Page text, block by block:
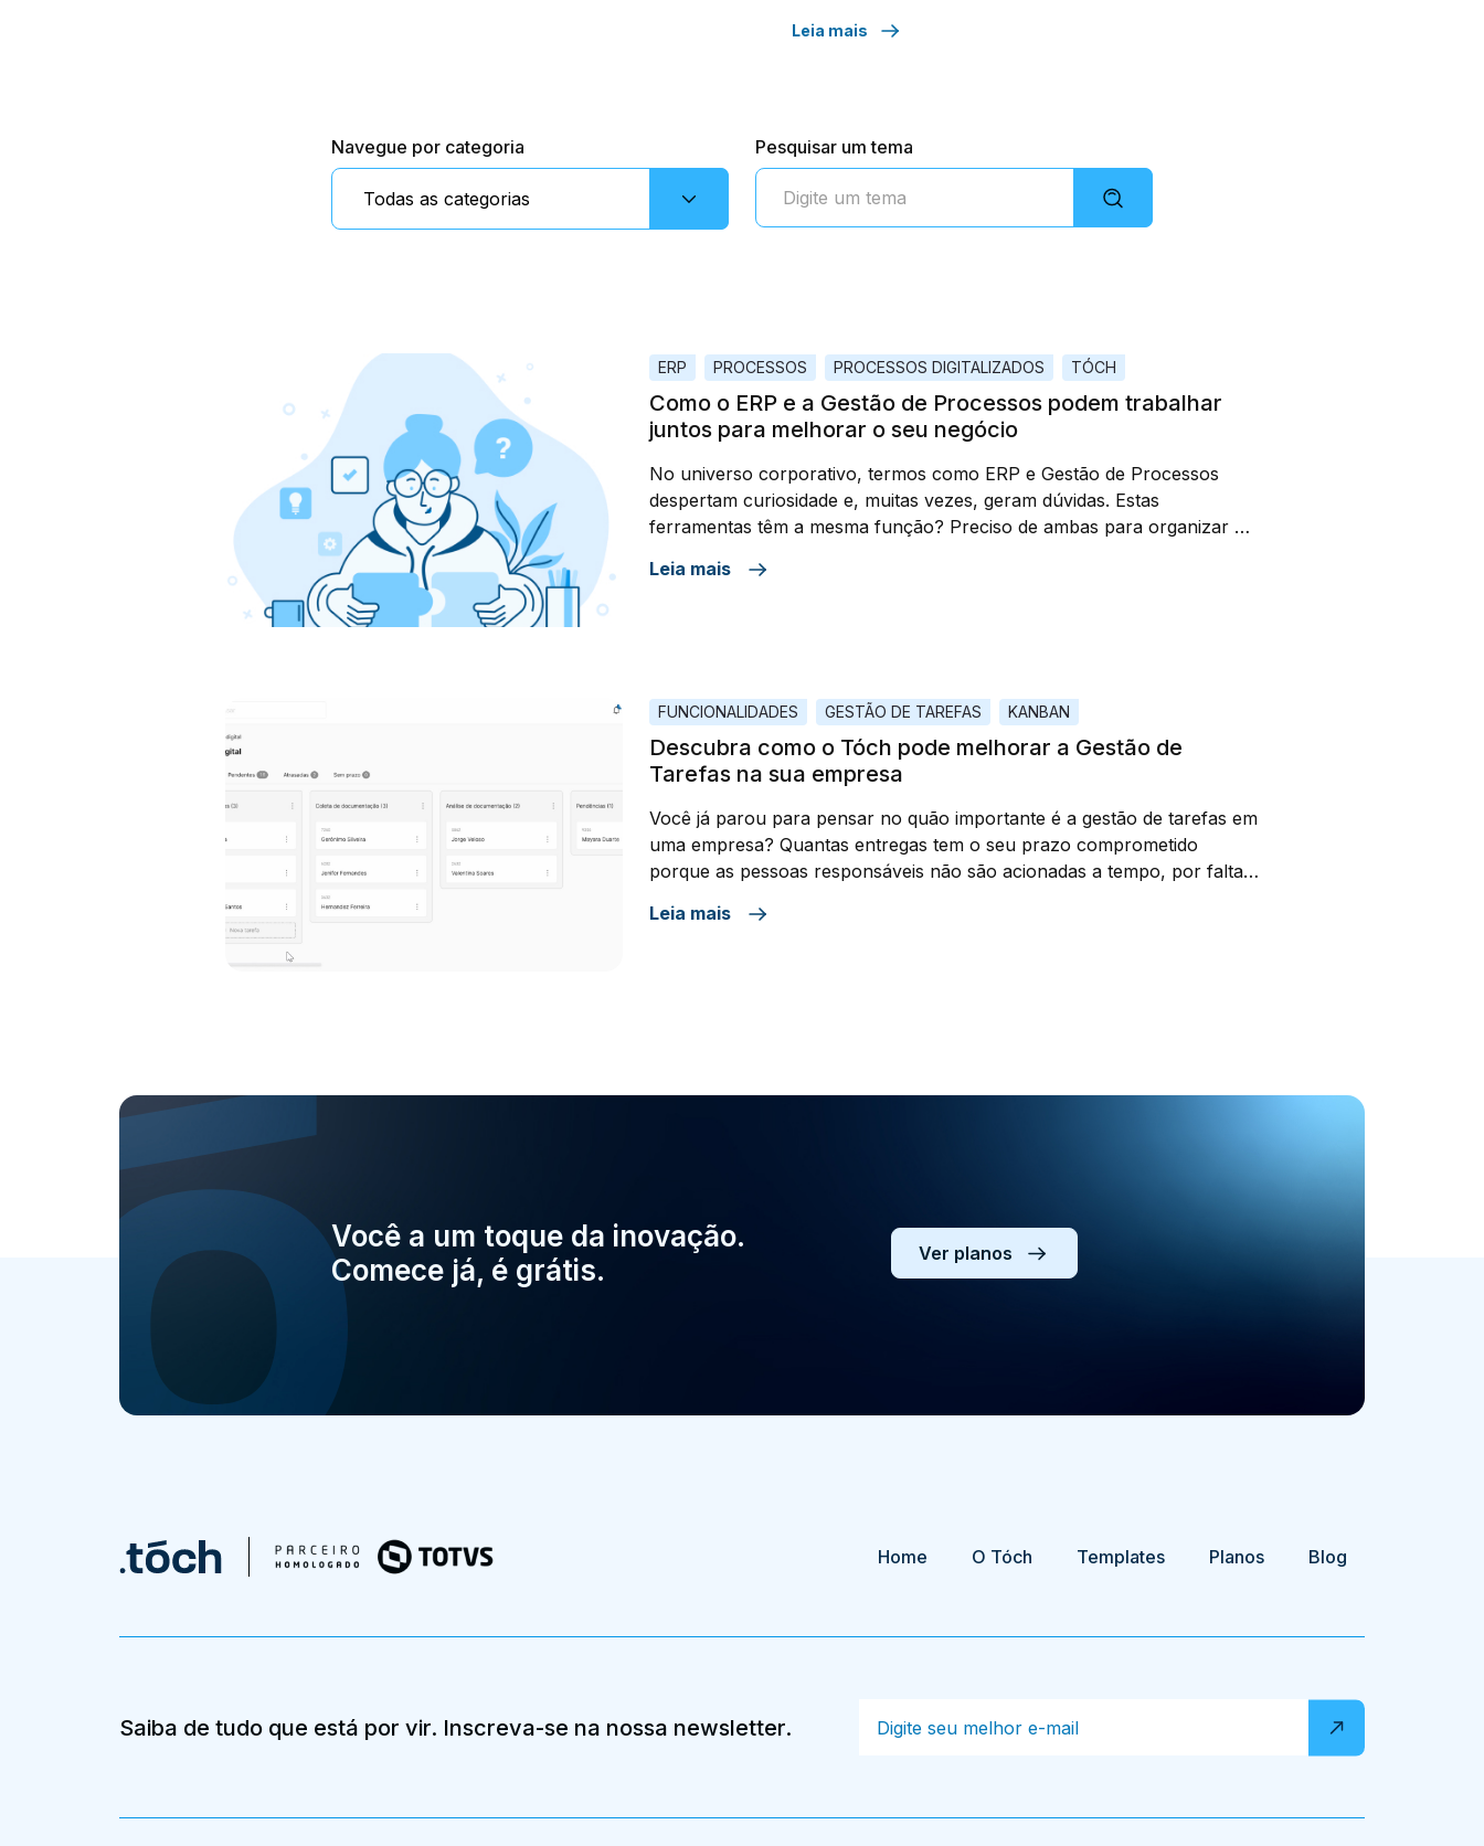
Leia mais
Navegue por categoria Pesquisar um tema
ERP PROCESSOS PROCESSOS DIGITALIZADOS TÓCH
Como o ERP e a Gestão de Processos podem trabalhar
juntos para melhorar o seu negócio
No universo corporativo, termos como ERP e Gestão de Processos
despertam curiosidade e, muitas vezes, geram dúvidas. Estas
ferramentas têm a mesma função? Preciso de ambas para organizar a
solução de gestão de processos? O artigo de hoje tem o objetivo de
Leia mais
FUNCIONALIDADES GESTÃO DE TAREFAS KANBAN
Descubra como o Tóch pode melhorar a Gestão de
Tarefas na sua empresa
Você já parou para pensar no quão importante é a gestão de tarefas em
uma empresa? Quantas entregas tem o seu prazo comprometido
porque as pessoas responsáveis não são acionadas a tempo, por falta
ainda porque a urgência de hoje tende a tomar o […]
Leia mais
Você a um toque da inovação.
Comece já, é grátis.
Ver planos
Home O Tóch Templates Planos Blog
Saiba de tudo que está por vir. Inscreva-se na nossa newsletter.